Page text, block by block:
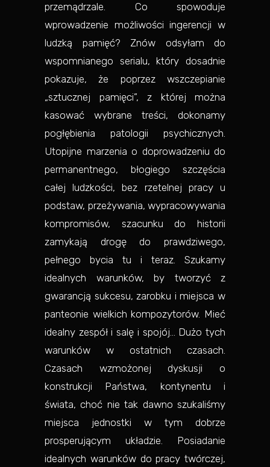
przemądrzale. Co spowoduje
wprowadzenie możliwości ingerencji w
ludzką pamięć? Znów odsyłam do
wspomnianego serialu, który dosadnie
pokazuje, że poprzez wszczepianie
„sztucznej pamięci”, z której można
kasować wybrane treści, dokonamy
pogłębienia patologii psychicznych.
Utopijne marzenia o doprowadzeniu do
permanentnego, błogiego szczęścia
całej ludzkości, bez rzetelnej pracy u
podstaw, przeżywania, wypracowywania
kompromisów, szacunku do historii
zamykają drogę do prawdziwego,
pełnego bycia tu i teraz. Szukamy
idealnych warunków, by tworzyć z
gwarancją sukcesu, zarobku i miejsca w
panteonie wielkich kompozytorów. Mieć
idealny zespół i salę i spojój… Dużo tych
warunków w ostatnich czasach.
Czasach wzmożonej dyskusji o
konstrukcji Państwa, kontynentu i
świata, choć nie tak dawno szukaliśmy
miejsca jednostki w tym dobrze
prosperującym układzie. Posiadanie
idealnych warunków do pracy twórczej,